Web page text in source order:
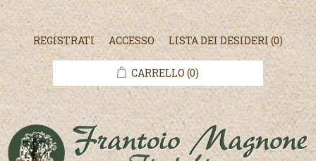
REGISTRATI ACCESSO LISTA DEI DESIDERI(0)
CARRELLO (0)